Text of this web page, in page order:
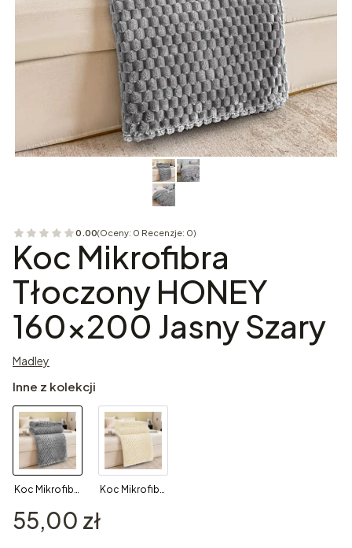
0.00(Oceny: 0 Recenzje: 0)
Przejdź do sekcji Opinie
Koc Mikrofibra
Tłoczony HONEY
160x200 Jasny Szary
Madley
Inne z kolekcji
Cena
55,00 zł